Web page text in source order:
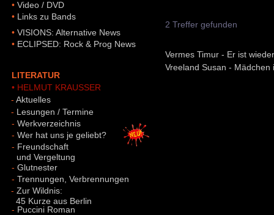
• Video / DVD
• Links zu Bands
2 Treffer gefunden
• VISIONS: Alternative News
• ECLIPSED: Rock & Prog News
LITERATUR
• HELMUT KRAUSSER
- Aktuelles
- Lesungen / Termine
- Werkverzeichnis
- Wer hat uns je geliebt?
- Freundschaft
und Vergeltung
- Glutnester
- Trennungen, Verbrennungen
- Zur Wildnis:
45 Kurze aus Berlin
- Puccini Roman
Vermes Timur - Er ist
Vreeland Susan - Mädchen